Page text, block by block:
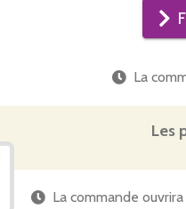
La
Les
La commande ouvrira